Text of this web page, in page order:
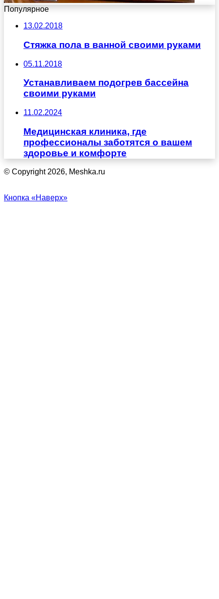
Популярное
13.02.2018
Стяжка пола в ванной своими руками
05.11.2018
Устанавливаем подогрев бассейна
своими руками
11.02.2024
Медицинская клиника, где
профессионалы заботятся о вашем
здоровье и комфорте
© Copyright 2026, Meshka.ru
Кнопка «Наверх»